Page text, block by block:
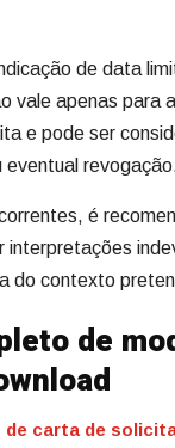
de data
vale apenas para
e pode ser
eventual
é
interpretações
do contexto
de
de carta de